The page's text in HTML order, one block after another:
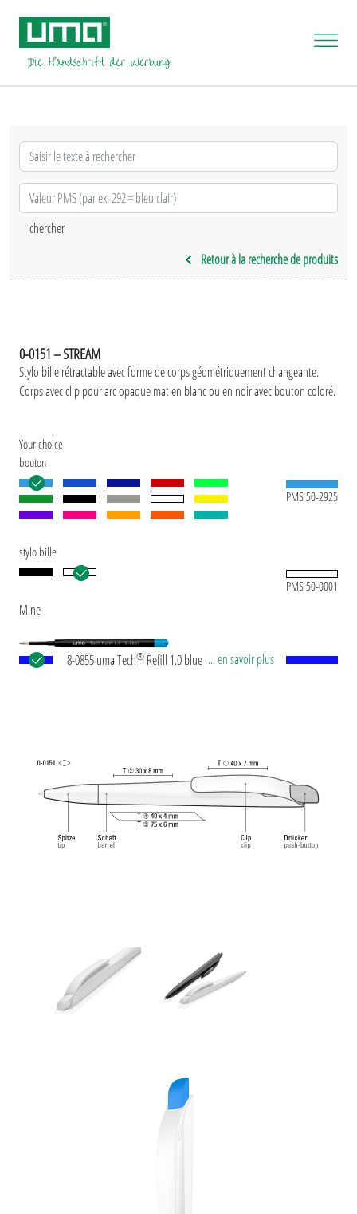
Retour à la recherche de produits
0-0151 – STREAM
Stylo bille rétractable avec forme de corps géométriquement changeante.
Corps avec clip pour arc opaque mat en blanc ou en noir avec bouton coloré.
Your choice
bouton
PMS 50-2925
stylo bille
PMS 50-0001
Mine
8-0855 uma Tech® Refill 1.0 blue Recharge géante
norme ISO. La recharge uma Tech Refill 1.0 offre
une expérience d'écriture agréable et douce.
... en savoir plus